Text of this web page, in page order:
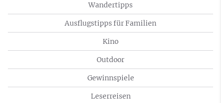
Wandertipps
Ausflugstipps für Familien
Kino
Outdoor
Gewinnspiele
Leserreisen